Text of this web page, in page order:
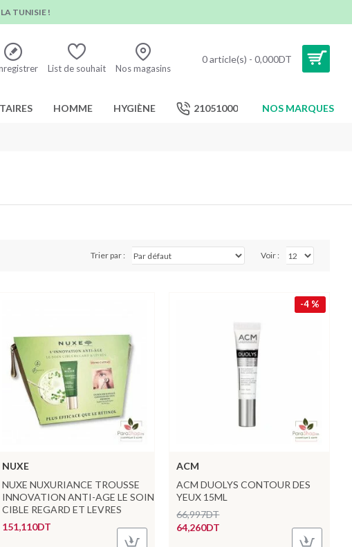
TUNISIE !
List de souhait Nos magasins
0 article(s) - 0,000DT
HOMME HYGIÈNE 21051000 NOS MARQUES
Trier par : Voir :
NUXE
NUXE NUXURIANCE TROUSSE
INNOVATION ANTI-AGE LE SOIN
CIBLE REGARD ET LEVRES
151,110DT
-4 %
ACM
ACM DUOLYS CONTOUR DES
YEUX 15ML
64,260DT
66,997DT